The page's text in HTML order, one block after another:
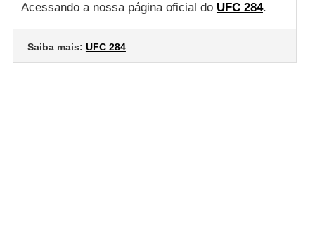
Acessando a nossa página oficial do UFC 284.
Saiba mais: UFC 284